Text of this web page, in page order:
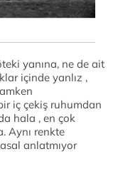
yanına, ne de ait
içinde yanlız ,
iç çekiş ruhumdan
hala , en çok
Aynı renkte
anlatmıyor